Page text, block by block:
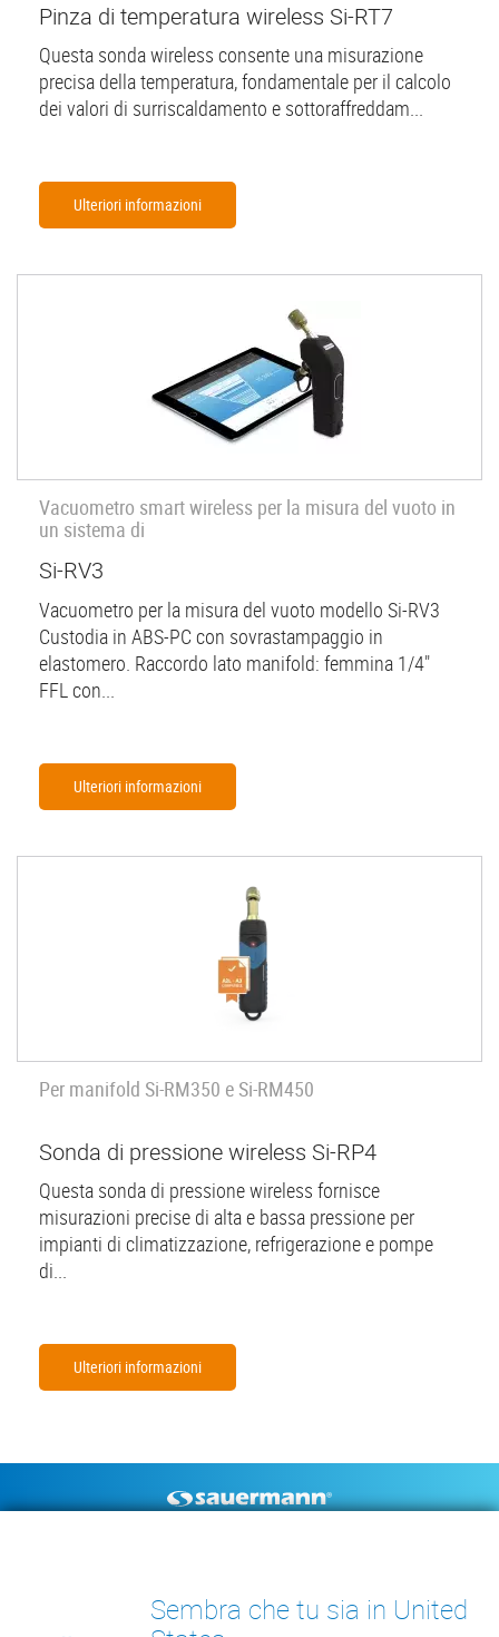
Pinza di temperatura wireless Si-RT7
Questa sonda wireless consente una misurazione
precisa della temperatura, fondamentale per il calcolo
dei valori di surriscaldamento e sottoraffreddam...
Ulteriori informazioni
Vacuometro smart wireless per la misura del vuoto in
un sistema di
Si-RV3
Vacuometro per la misura del vuoto modello Si-RV3
Custodia in ABS-PC con sovrastampaggio in
elastomero. Raccordo lato manifold: femmina 1/4"
FFL con...
Ulteriori informazioni
Per manifold Si-RM350 e Si-RM450
Sonda di pressione wireless Si-RP4
Questa sonda di pressione wireless fornisce
misurazioni precise di alta e bassa pressione per
impianti di climatizzazione, refrigerazione e pompe
di...
Ulteriori informazioni
DOCUMENTAZIONE TECNICA
CONTATTO
Sembra che tu sia in United